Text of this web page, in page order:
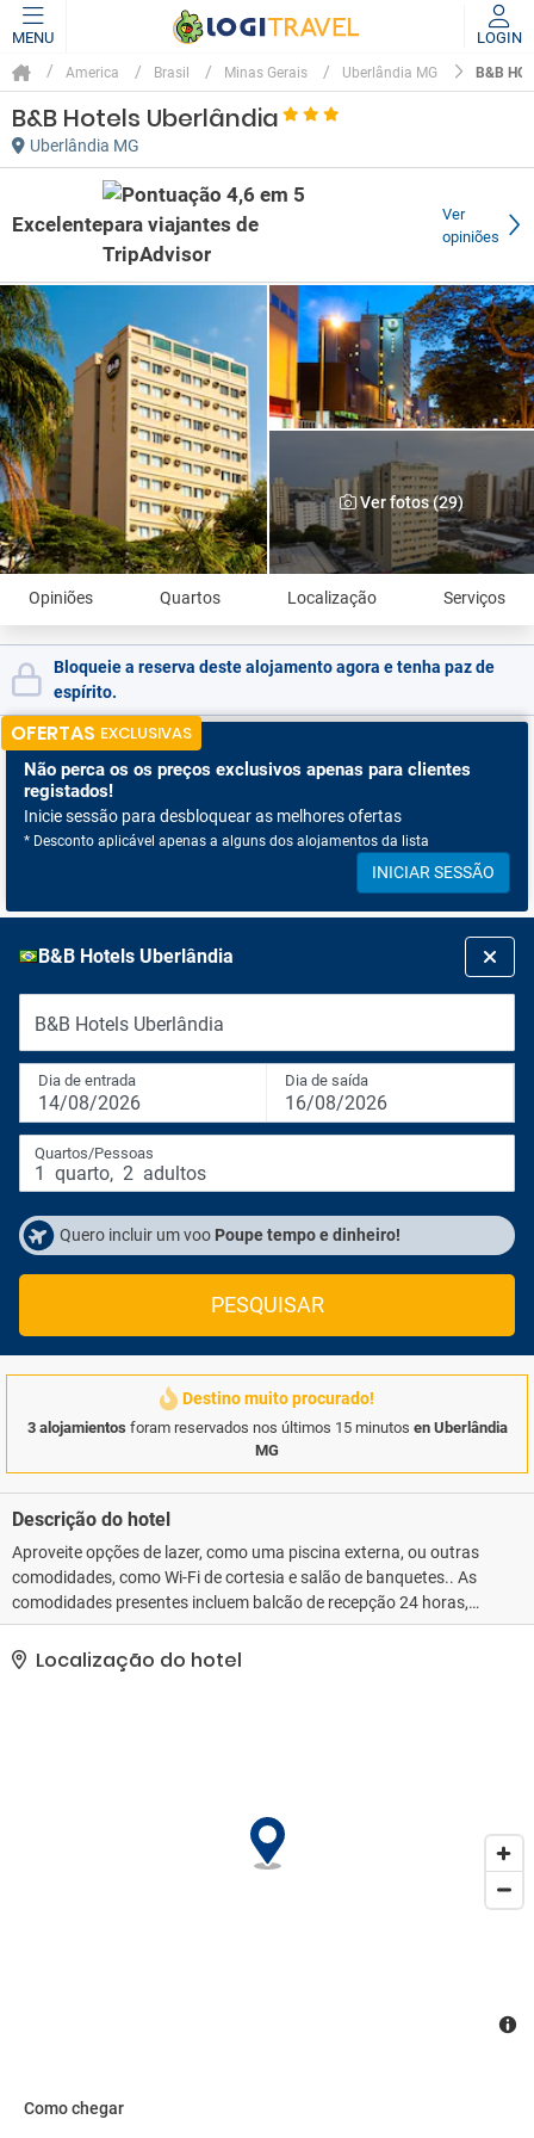
MENU LOGIN
America Brasil Minas Gerais Uberlândia MG B&B
B&B Hotels Uberlândia
Uberlândia MG
Excelente
Ver
opiniões
Ver fotos (29)
Opiniões Quartos Localização Serviços
Bloqueie a reserva deste alojamento agora e tenha paz de
espírito.
OFERTAS EXCLUSIVAS
Não perca os os preços exclusivos apenas para clientes
registados!
Inicie sessão para desbloquear as melhores ofertas
* Desconto aplicável apenas a alguns dos alojamentos da lista
INICIAR SESSÃO
B&B Hotels Uberlândia
B&B Hotels Uberlândia
Dia de entrada
14/08/2026
Dia de saída
16/08/2026
Quartos/Pessoas
1 quarto, 2 adultos
Quero incluir um voo Poupe tempo e dinheiro!
PESQUISAR
Destino muito procurado!
3 alojamientos foram reservados nos últimos 15 minutos en Uberlândia
MG
Descrição do hotel
Aproveite opções de lazer, como uma piscina externa, ou outras
comodidades, como Wi-Fi de cortesia e salão de banquetes.. As
comodidades presentes incluem balcão de recepção 24 horas,
armazenamento para bagagem e um cofre na recepção do hotel.
Estacionamento sem manobrista (sujeito a cobrança) está
disponível no local..
Localização do hotel
Como chegar